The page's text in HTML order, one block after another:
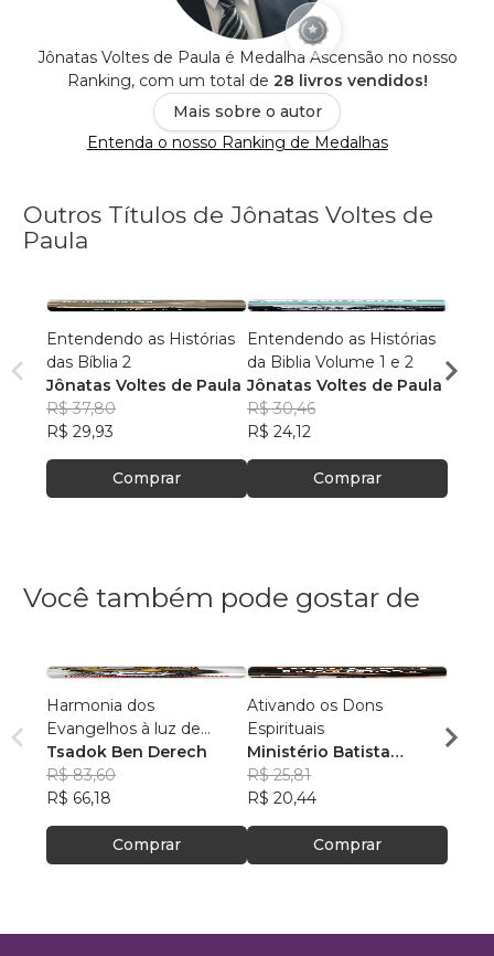
Jônatas Voltes de Paula é Medalha Ascensão no nosso
Ranking, com um total de 28 livros vendidos!
Mais sobre o autor
Entenda o nosso Ranking de Medalhas
Outros Títulos de Jônatas Voltes de
Paula
Entendendo as Histórias
das Bíblia 2
Jônatas Voltes de Paula
R$ 37,80
R$ 29,93
Comprar
Entendendo as Histórias
da Biblia Volume 1 e 2
Jônatas Voltes de Paula
R$ 30,46
R$ 24,12
Comprar
R$
Você também pode gostar de
Harmonia dos
Evangelhos à luz de
manuscritos aramaicos e
da cultura judaica
Tsadok Ben Derech
R$ 83,60
R$ 66,18
Comprar
Ativando os Dons
Espirituais
Ministério Batista
Ebenézer
R$ 25,81
R$ 20,44
Comprar
Luiz
R$